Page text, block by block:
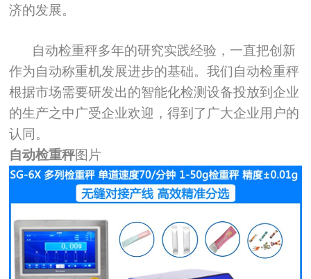
济的发展。
自动检重秤多年的研究实践经验，一直把创新
作为自动称重机发展进步的基础。我们自动检重秤
根据市场需要研发出的智能化检测设备投放到企业
的生产之中广受企业欢迎，得到了广大企业用户的
认同。
自动检重秤图片